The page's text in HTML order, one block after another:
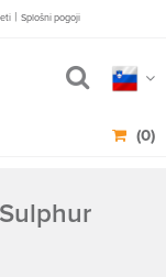
| Splošni pogoji
(0)